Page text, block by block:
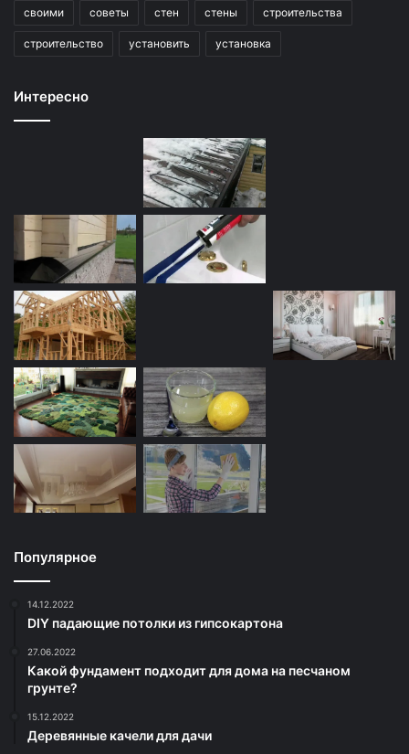
своими советы стен стены строительства
строительство установить установка
Интересно
Популярное
14.12.2022
DIY падающие потолки из гипсокартона
27.06.2022
Какой фундамент подходит для дома на песчаном
грунте?
15.12.2022
Деревянные качели для дачи